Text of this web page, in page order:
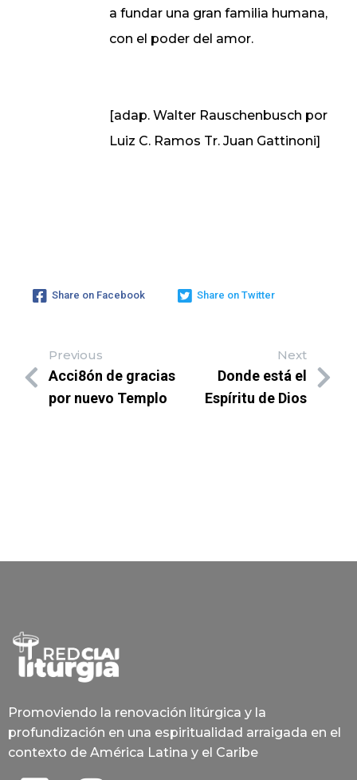
a fundar una gran familia humana,
con el poder del amor.
[adap. Walter Rauschenbusch por
Luiz C. Ramos Tr. Juan Gattinoni]
Share on Facebook Share on Twitter
Previous
Acci8ón de gracias
por nuevo Templo
Next
Donde está el
Espíritu de Dios
Promoviendo la renovación litúrgica y la
profundización en una espiritualidad arraigada en el
contexto de América Latina y el Caribe